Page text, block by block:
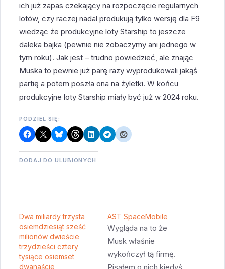
ich już zapas czekający na rozpoczęcie regularnych
lotów, czy raczej nadal produkują tylko wersję dla F9
wiedząc że produkcyjne loty Starship to jeszcze
daleka bajka (pewnie nie zobaczymy ani jednego w
tym roku). Jak jest – trudno powiedzieć, ale znając
Muska to pewnie już parę razy wyprodukowali jakąś
partię a potem poszła ona na żyletki. W końcu
produkcyjne loty Starship miały być już w 2024 roku.
PODZIEL SIĘ:
DODAJ DO ULUBIONYCH:
Dwa miliardy trzysta
osiemdziesiąt sześć
milionów dwieście
trzydzieści cztery
tysiące osiemset
dwanaście
AST SpaceMobile
Wygląda na to że
Musk właśnie
wykończył tą firmę.